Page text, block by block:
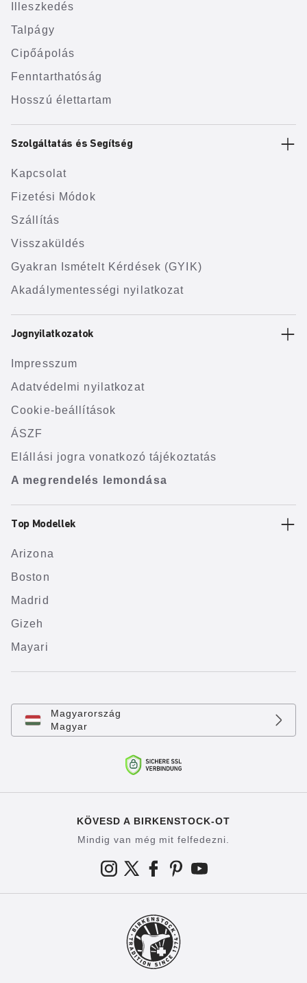
Illeszkedés
Talpágy
Cipőápolás
Fenntarthatóság
Hosszú élettartam
Szolgáltatás és Segítség
Kapcsolat
Fizetési Módok
Szállítás
Visszaküldés
Gyakran Ismételt Kérdések (GYIK)
Akadálymentességi nyilatkozat
Jognyilatkozatok
Impresszum
Adatvédelmi nyilatkozat
Cookie-beállítások
ÁSZF
Elállási jogra vonatkozó tájékoztatás
A megrendelés lemondása
Top Modellek
Arizona
Boston
Madrid
Gizeh
Mayari
Magyarország
Magyar
KÖVESD A BIRKENSTOCK-OT
Mindig van még mit felfedezni.